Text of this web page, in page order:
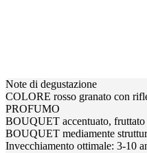
Note di degustazione
COLORE rosso granato con
PROFUMO
BOUQUET accentuato, fruttato
BOUQUET mediamente
Invecchiamento ottimale: 3-10